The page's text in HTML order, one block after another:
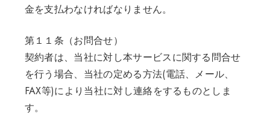
金を支払わなければなりません。
第１１条（お問合せ）
契約者は、当社に対し本サービスに関する問合せ
を行う場合、当社の定める方法(電話、メール、
FAX等)により当社に対し連絡をするものとしま
す。